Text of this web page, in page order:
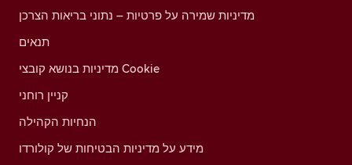
מדיניות שמירה על פרטיות – נתוני בריאות הצרכן
תנאים
מדיניות בנושא קובצי Cookie
קניין רוחני
הנחיות הקהילה
מידע על מדיניות הבטיחות של קולורדו